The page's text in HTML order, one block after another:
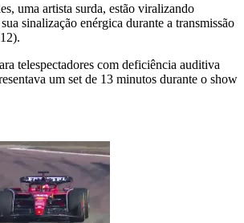
uma artista surda, estão viralizando
sinalização enérgica durante a transmissão
telespectadores com deficiência auditiva
um set de 13 minutos durante o show